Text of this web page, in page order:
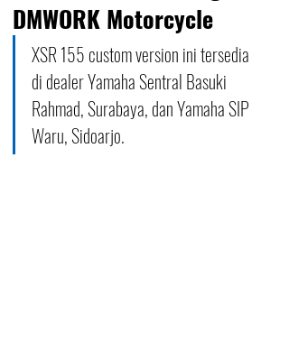
DMWORK Motorcycle
XSR 155 custom version ini tersedia
di dealer Yamaha Sentral Basuki
Rahmad, Surabaya, dan Yamaha SIP
Waru, Sidoarjo.